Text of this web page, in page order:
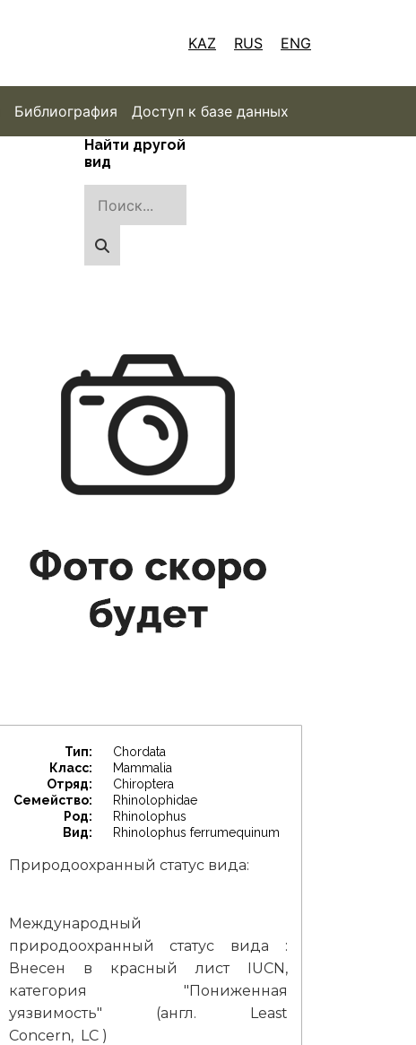
KAZ RUS ENG
Библиография Доступ к базе данных
Найти другой
вид
Тип:
Chordata
Класс:
Mammalia
Отряд:
Chiroptera
Семейство:
Rhinolophidae
Род:
Rhinolophus
Вид:
Rhinolophus ferrumequinum
Природоохранный статус вида:
Международный
природоохранный статус вида :
Внесен в красный лист IUCN,
категория "Пониженная
уязвимость" (англ. Least
Concern, LC )